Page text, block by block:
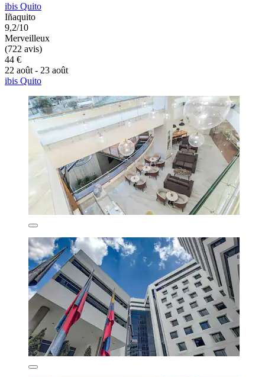
ibis Quito
Iñaquito
9,2/10
Merveilleux
(722 avis)
44 €
22 août - 23 août
ibis Quito